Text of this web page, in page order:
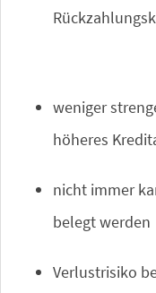
weniger
höheres
nicht immer
belegt werden
Verlustrisiko